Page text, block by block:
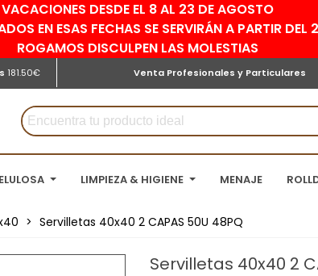
VACACIONES DESDE EL 8 AL 23 DE AGOSTO
EN ESAS FECHAS SE SERVIRÁN A PARTIR
ROGAMOS DISCULPEN LAS MOLESTIAS
181.50€ Venta Profesionales y Particulares
LIMPIEZA & HIGIENE MENAJE
> Servilletas 40x40 2 CAPAS 50U 48PQ
Servilletas 40x40 2